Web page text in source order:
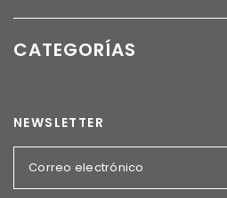
CATEGORÍAS
NEWSLETTER
Correo electrónico